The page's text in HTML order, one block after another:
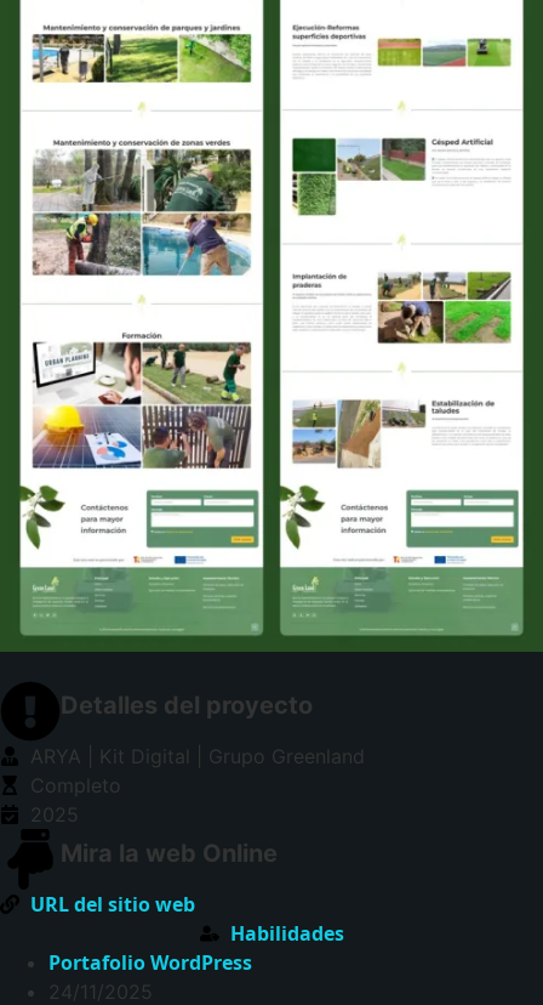
Detalles del proyecto
ARYA | Kit Digital | Grupo Greenland
Completo
2025
Mira la web Online
URL del sitio web
Habilidades
PortafolioWordPress
24/11/2025